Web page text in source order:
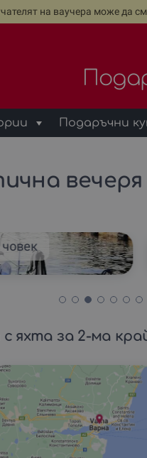
на ваучера може да
Подаръчни
яхта за 2-ма